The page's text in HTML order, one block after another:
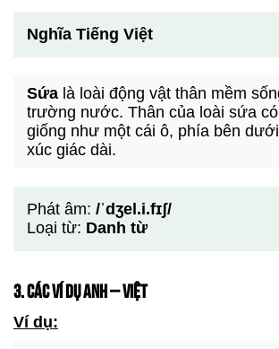
Nghĩa Tiếng Việt
Sứa là loài động vật thân mềm
trường nước. Thân của loài sứa
giống như một cái ô, phía bên
xúc giác dài.
Phát âm: /ˈdʒel.i.fɪʃ/
Loại từ: Danh từ
3. CÁC VÍ DỤ ANH – VIỆT
Ví dụ: